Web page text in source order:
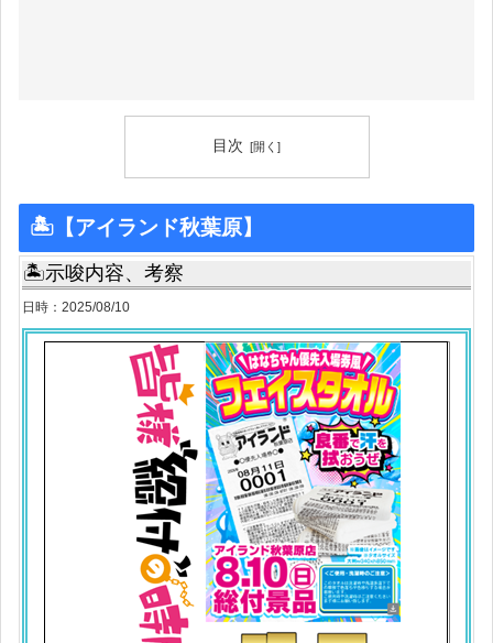
目次
🏝【アイランド秋葉原】
🏝示唆内容、考察
日時：2025/08/10